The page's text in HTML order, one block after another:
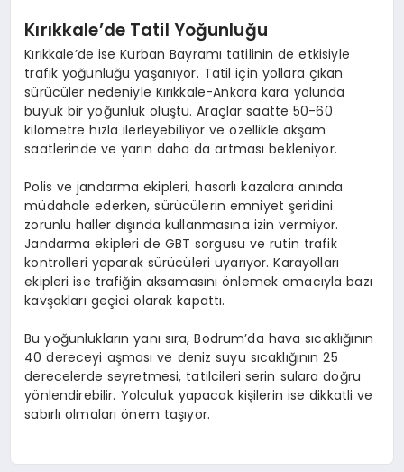
Kırıkkale’de Tatil Yoğunluğu
Kırıkkale’de ise Kurban Bayramı tatilinin de etkisiyle
trafik yoğunluğu yaşanıyor. Tatil için yollara çıkan
sürücüler nedeniyle Kırıkkale-Ankara kara yolunda
büyük bir yoğunluk oluştu. Araçlar saatte 50-60
kilometre hızla ilerleyebiliyor ve özellikle akşam
saatlerinde ve yarın daha da artması bekleniyor.
Polis ve jandarma ekipleri, hasarlı kazalara anında
müdahale ederken, sürücülerin emniyet şeridini
zorunlu haller dışında kullanmasına izin vermiyor.
Jandarma ekipleri de GBT sorgusu ve rutin trafik
kontrolleri yaparak sürücüleri uyarıyor. Karayolları
ekipleri ise trafiğin aksamasını önlemek amacıyla bazı
kavşakları geçici olarak kapattı.
Bu yoğunlukların yanı sıra, Bodrum’da hava sıcaklığının
40 dereceyi aşması ve deniz suyu sıcaklığının 25
derecelerde seyretmesi, tatilcileri serin sulara doğru
yönlendirebilir. Yolculuk yapacak kişilerin ise dikkatli ve
sabırlı olmaları önem taşıyor.